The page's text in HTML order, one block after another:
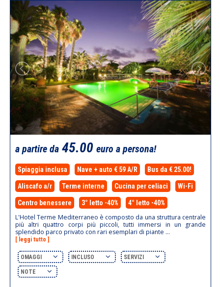
a partire da 45.00 euro a persona!
Spiaggia inclusa Nave + auto € 59 A/R Bus da € 25.00!
Aliscafo a/r Terme interne Cucina per celiaci Wi-Fi
Centro benessere 3° letto -40% 4° letto -40%
L'Hotel Terme Mediterraneo è composto da una struttura centrale
più altri quattro corpi più piccoli, tutti immersi in un grande
splendido parco privato con rari esemplari di piante ...
[ leggi tutto ]
OMAGGI INCLUSO SERVIZI
NOTE